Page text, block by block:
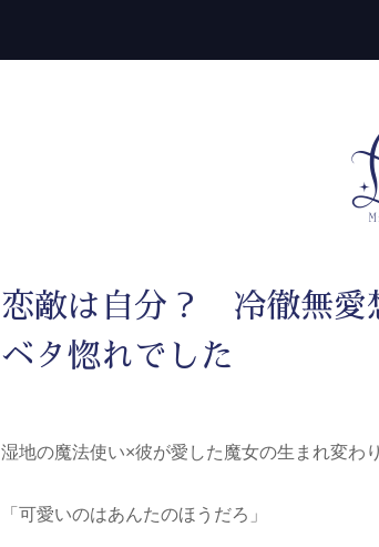
恋敵は自分？ 冷徹無愛
ベタ惚れでした
湿地の魔法使い×彼が愛した魔女の生まれ変わ
「可愛いのはあんたのほうだろ」